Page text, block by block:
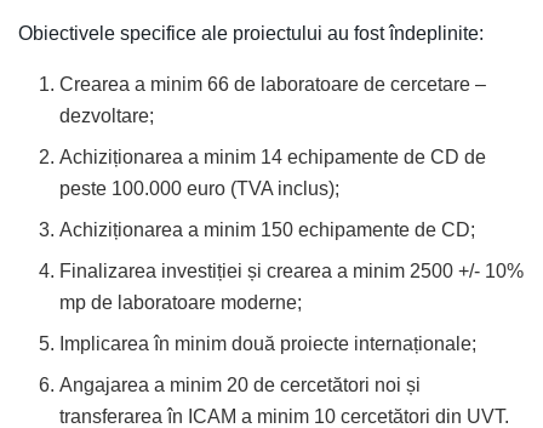
Obiectivele specifice ale proiectului au fost îndeplinite:
Crearea a minim 66 de laboratoare de cercetare –
dezvoltare;
Achiziționarea a minim 14 echipamente de CD de
peste 100.000 euro (TVA inclus);
Achiziționarea a minim 150 echipamente de CD;
Finalizarea investiției și crearea a minim 2500 +/- 10%
mp de laboratoare moderne;
Implicarea în minim două proiecte internaționale;
Angajarea a minim 20 de cercetători noi și
transferarea în ICAM a minim 10 cercetători din UVT.